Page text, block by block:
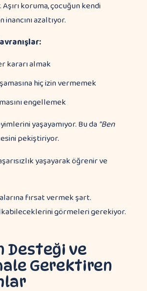
koruma, çocuğun kendi
azaltıyor.
kararı almak
hiç izin vermemek
engellemek
yaşayamıyor. Bu da "Ben
pekiştiriyor.
yaşayarak öğrenir ve
fırsat vermek şart.
görmeleri gerekiyor.
Desteği ve
Gerektiren